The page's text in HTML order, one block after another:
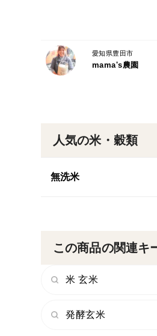
人気の米・穀類
無洗米
愛知県豊田市
mama's農園
この商品の関連キ
米 玄米
発酵玄米